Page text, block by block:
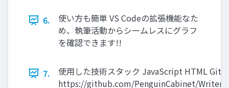
6.
使い方も簡単 VS Codeの拡張機能なた
め、執筆活動からシームレスにグラフ
を確認できます!!
7.
使用した技術スタック JavaScript HTML Git
https://github.com/PenguinCabinet/Writer-